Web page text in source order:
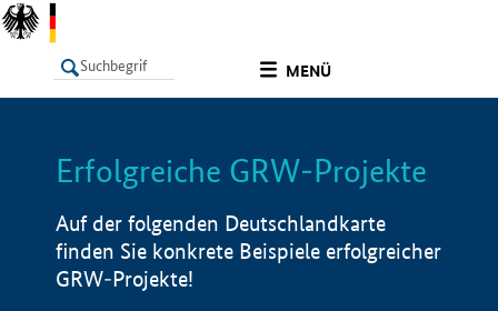
MENÜ
LISTE Info
Erfolgreiche GRW-Projekte
Auf der folgenden Deutschlandkarte
finden Sie konkrete Beispiele erfolgreicher
GRW-Projekte!